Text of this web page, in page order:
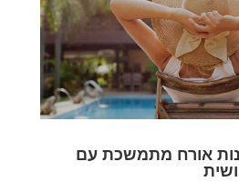
אורח מתמשכת עם